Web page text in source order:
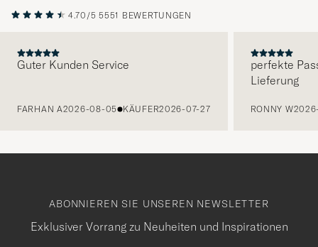
4.70/5 5551 BEWERTUNGEN
Guter Kunden Service
FARHAN A2026-08-05 KÄUFER2026-07-27
perfekte
Lieferung
RONNY W
ABONNIEREN SIE UNSEREN NEWSLETTER
Exklusiver Vorrang zu Neuheiten und Inspirationen